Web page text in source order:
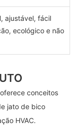
ajustável, fácil
ecológico e não
conceitos
jato de bico
HVAC.